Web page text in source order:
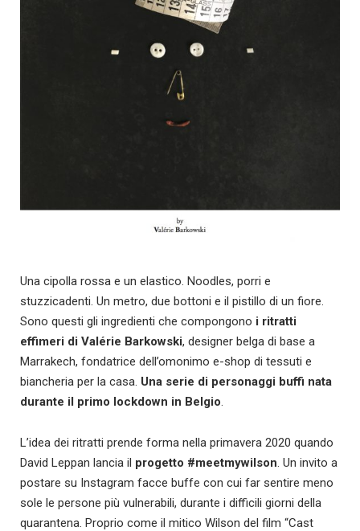
Una cipolla rossa e un elastico. Noodles, porri e
stuzzicadenti. Un metro, due bottoni e il pistillo di un fiore.
Sono questi gli ingredienti che compongono i ritratti
effimeri di Valérie Barkowski, designer belga di base a
Marrakech, fondatrice dell’omonimo e-shop di tessuti e
biancheria per la casa. Una serie di personaggi buffi nata
durante il primo lockdown in Belgio
L’idea dei ritratti prende forma nella primavera 2020 quando
David Leppan lancia il progetto #meetmywilson . Un invito a
postare su Instagram facce buffe con cui far sentire meno
sole le persone più vulnerabili, durante i difficili giorni della
quarantena. Proprio come il mitico Wilson del film “Cast